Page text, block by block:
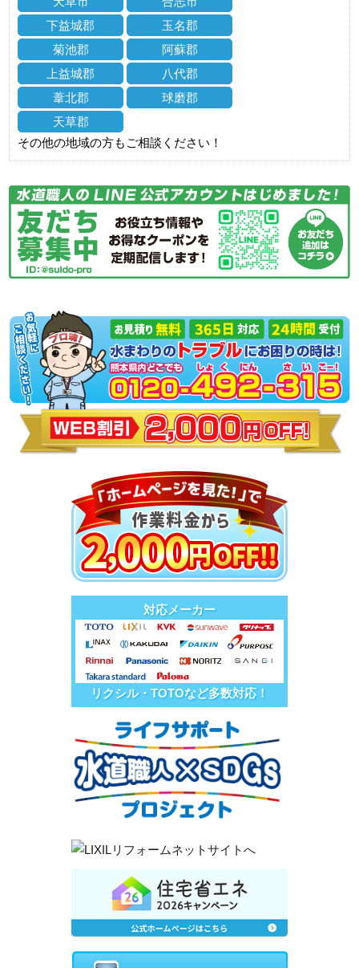
下益城郡
玉名郡
菊池郡
阿蘇郡
上益城郡
八代郡
葦北郡
球磨郡
天草郡
その他の地域の方もご相談ください！
対応メーカー
リクシル・TOTOなど多数対応！